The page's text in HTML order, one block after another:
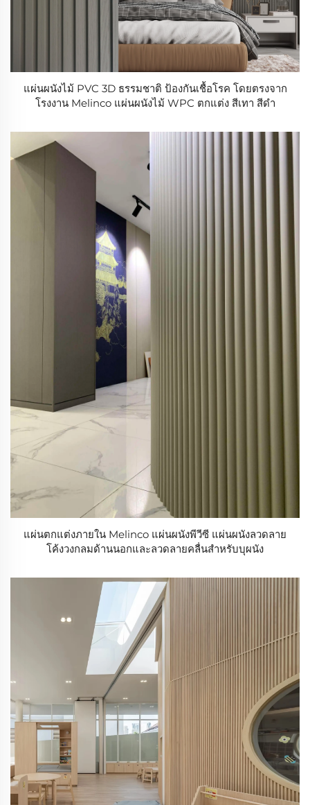
แผ่นผนังไม้ PVC 3D ธรรมชาติ ป้องกันเชื้อโรค โดยตรงจาก
โรงงาน Melinco แผ่นผนังไม้ WPC ตกแต่ง สีเทา สีดำ
แผ่นตกแต่งภายใน Melinco แผ่นผนังพีวีซี แผ่นผนังลวดลาย
โค้งวงกลมด้านนอกและลวดลายคลื่นสำหรับบุผนัง